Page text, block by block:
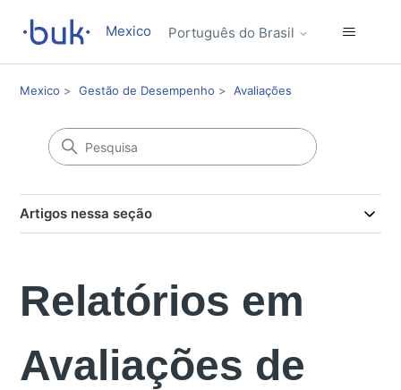
Mexico Português do Brasil
Mexico Gestão de Desempenho Avaliações
Artigos nessa seção
Relatórios em
Avaliações de